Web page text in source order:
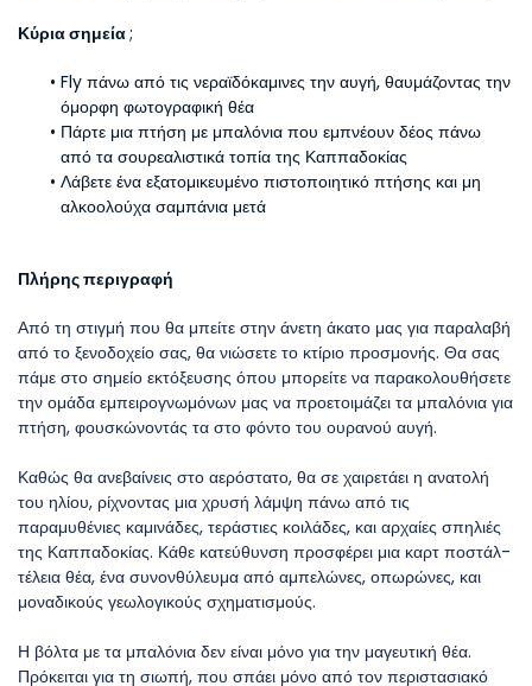
Κύρια σημεία ;
Fly πάνω από τις νεραϊδόκαμινες την αυγή, θαυμάζοντας την
όμορφη φωτογραφική θέα
Πάρτε μια πτήση με μπαλόνια που εμπνέουν δέος πάνω
από τα σουρεαλιστικά τοπία της Καππαδοκίας
Λάβετε ένα εξατομικευμένο πιστοποιητικό πτήσης και μη
αλκοολούχα σαμπάνια μετά
Πλήρης περιγραφή
Από τη στιγμή που θα μπείτε στην άνετη άκατο μας για παραλαβή
από το ξενοδοχείο σας, θα νιώσετε το κτίριο προσμονής. Θα σας
πάμε στο σημείο εκτόξευσης όπου μπορείτε να παρακολουθήσετε
την ομάδα εμπειρογνωμόνων μας να προετοιμάζει τα μπαλόνια για
πτήση, φουσκώνοντάς τα στο φόντο του ουρανού αυγή.
Καθώς θα ανεβαίνεις στο αερόστατο, θα σε χαιρετάει η ανατολή
του ηλίου, ρίχνοντας μια χρυσή λάμψη πάνω από τις
παραμυθένιες καμινάδες, τεράστιες κοιλάδες, και αρχαίες σπηλιές
της Καππαδοκίας. Κάθε κατεύθυνση προσφέρει μια καρτ ποστάλ-
τέλεια θέα, ένα συνονθύλευμα από αμπελώνες, οπωρώνες, και
μοναδικούς γεωλογικούς σχηματισμούς.
Η βόλτα με τα μπαλόνια δεν είναι μόνο για την μαγευτική θέα.
Πρόκειται για τη σιωπή, που σπάει μόνο από τον περιστασιακό